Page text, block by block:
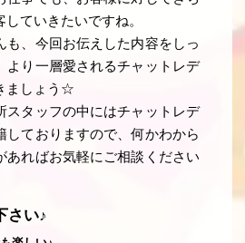
ていきたいですね。
も、今回お伝えした内容をしっ
より一層愛されるチャットレデ
ましょう☆
スタッフの中にはチャットレデ
しておりますので、何かわから
あればお気軽にご相談ください
さい♪